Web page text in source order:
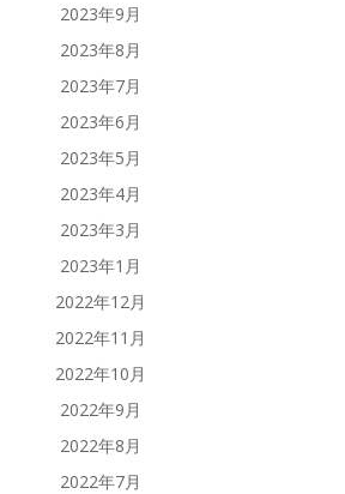
2023年9月
2023年8月
2023年7月
2023年6月
2023年5月
2023年4月
2023年3月
2023年1月
2022年12月
2022年11月
2022年10月
2022年9月
2022年8月
2022年7月